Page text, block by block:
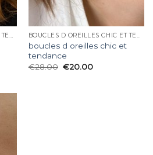
BOUCLES D OREILLES CHIC ET TENDANCE BOUCLES D OREILLES CHIC ET TENDANCE
boucles d oreilles chic et
tendance
€28.00 €20.00